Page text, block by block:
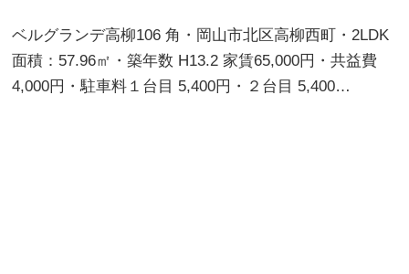
ベルグランデ高柳106 角・岡山市北区高柳西町・2LDK
面積：57.96㎡・築年数 H13.2 家賃65,000円・共益費
4,000円・駐車料１台目 5,400円・２台目 5,400…